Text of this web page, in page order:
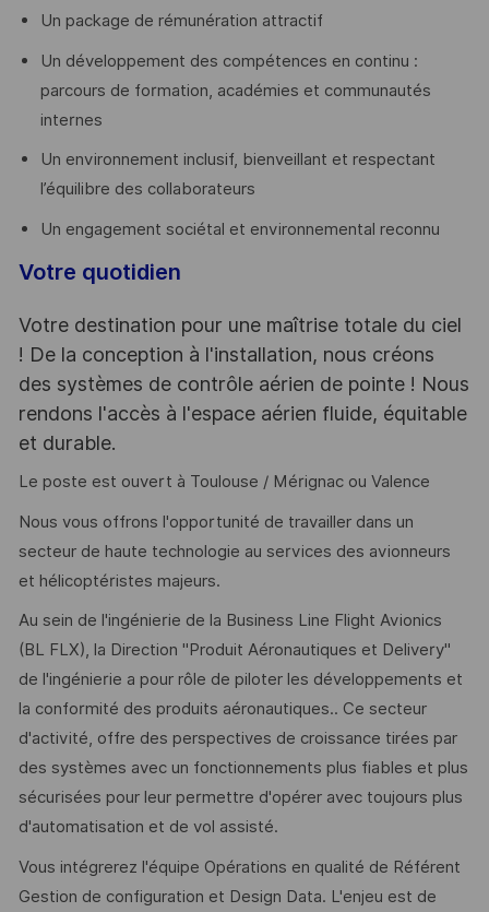
Un package de rémunération attractif
Un développement des compétences en continu :
parcours de formation, académies et communautés
internes
Un environnement inclusif, bienveillant et respectant
l’équilibre des collaborateurs
Un engagement sociétal et environnemental reconnu
Votre quotidien
Votre destination pour une maîtrise totale du ciel
! De la conception à l'installation, nous créons
des systèmes de contrôle aérien de pointe ! Nous
rendons l'accès à l'espace aérien fluide, équitable
et durable.
Le poste est ouvert à Toulouse / Mérignac ou Valence
Nous vous offrons l'opportunité de travailler dans un
secteur de haute technologie au services des avionneurs
et hélicoptéristes majeurs.
Au sein de l'ingénierie de la Business Line Flight Avionics
(BL FLX), la Direction "Produit Aéronautiques et Delivery"
de l'ingénierie a pour rôle de piloter les développements et
la conformité des produits aéronautiques.. Ce secteur
d'activité, offre des perspectives de croissance tirées par
des systèmes avec un fonctionnements plus fiables et plus
sécurisées pour leur permettre d'opérer avec toujours plus
d'automatisation et de vol assisté.
Vous intégrerez l'équipe Opérations en qualité de Référent
Gestion de configuration et Design Data. L'enjeu est de